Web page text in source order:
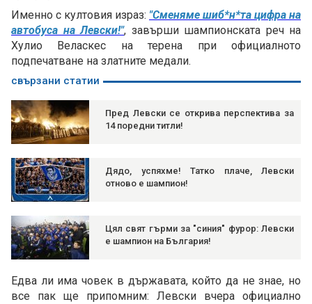
Именно с култовия израз: "Сменяме шиб*н*та цифра на
автобуса на Левски!", завърши шампионската реч на
Хулио Веласкес на терена при официалното
подпечатване на златните медали.
свързани статии
Пред Левски се открива перспектива за
14 поредни титли!
Дядо, успяхме! Татко плаче, Левски
отново е шампион!
Цял свят гърми за "синия" фурор: Левски
е шампион на България!
Едва ли има човек в държавата, който да не знае, но
все пак ще припомним: Левски вчера официално